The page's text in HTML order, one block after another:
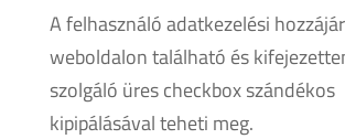
A felhasználó adatkezelési
weboldalon található és
szolgáló üres checkbox szándékos
kipipálásával teheti meg.